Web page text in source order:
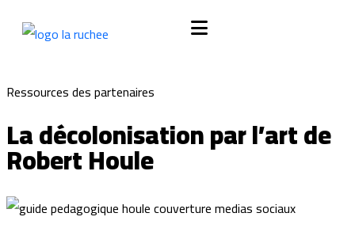
Ressources despartenaires
La décolonisation par l’art de
Robert Houle